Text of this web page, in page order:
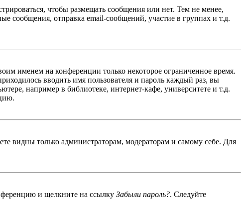
чтобы размещать сообщения или нет. Тем не менее,
сообщения, отправка email-сообщений, участие в группах и т.д.
именем на конференции только некоторое ограниченное время.
вводить имя пользователя и пароль каждый раз, вы
например в библиотеке, интернет-кафе, университете и т.д.
видны только администраторам, модераторам и самому себе. Для
и щелкните на ссылку Забыли пароль?. Следуйте